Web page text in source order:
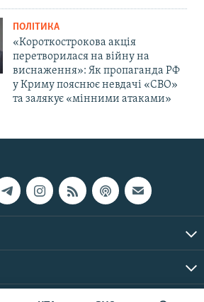
ПОЛІТИКА
«Короткострокова акція
перетворилася на війну на
виснаження»: Як пропаганда РФ
у Криму пояснює невдачі «СВО»
та залякує «мінними атаками»